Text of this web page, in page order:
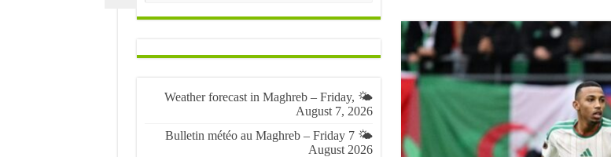
🌤️ Weather forecast in Maghreb – Friday,
August 7, 2026
🌤️ Bulletin météo au Maghreb – Friday 7
August 2026